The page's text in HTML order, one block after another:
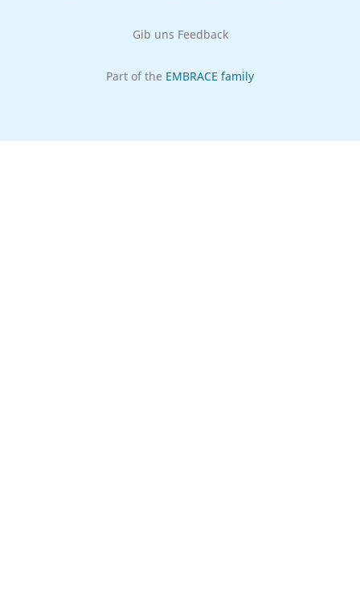
Gib uns Feedback
Part of the EMBRACE family